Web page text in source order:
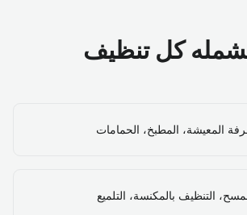
كل تنظيف
المعيشة، المطبخ، الحمامات
التنظيف بالمكنسة، التلميع